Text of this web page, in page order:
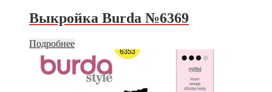
Выкройка Burda №6369
Подробнее